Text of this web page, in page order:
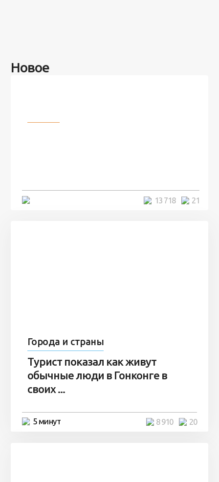
Новое
21
13 718
Города и страны
Турист показал как живут
обычные люди в Гонконге в
своих ...
5 минут 20
8 910